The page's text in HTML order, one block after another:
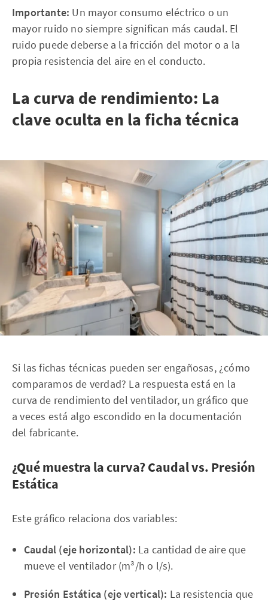
Importante: Un mayor consumo eléctrico o un
mayor ruido no siempre significan más caudal. El
ruido puede deberse a la fricción del motor o a la
propia resistencia del aire en el conducto.
La curva de rendimiento: La
clave oculta en la ficha técnica
Si las fichas técnicas pueden ser engañosas, ¿cómo
comparamos de verdad? La respuesta está en la
curva de rendimiento del ventilador, un gráfico que
a veces está algo escondido en la documentación
del fabricante.
¿Qué muestra la curva? Caudal vs. Presión
Estática
Este gráfico relaciona dos variables:
Caudal (eje horizontal): La cantidad de aire que
mueve el ventilador (m³/h o l/s).
Presión Estática (eje vertical): La resistencia que